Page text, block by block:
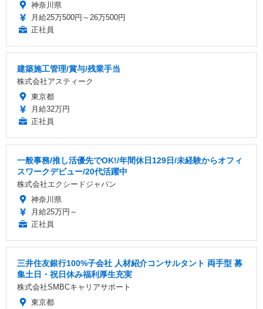
神奈川県
月給25万500円～26万500円
正社員
建築施工管理/賞与/残業手当
株式会社アスティーク
東京都
月給32万円
正社員
一般事務/推し活優先でOK!/年間休日129日/未経験からオフィ
スワークデビュー/20代活躍中
株式会社エクシードジャパン
神奈川県
月給25万円～
正社員
三井住友銀行100%子会社 人材紹介コンサルタント 両手型 募
集土日・祝日休み福利厚生充実
株式会社SMBCキャリアサポート
東京都